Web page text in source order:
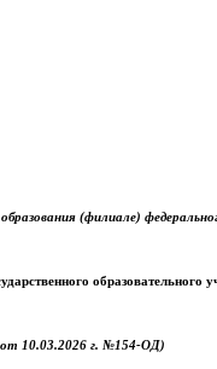
(филиале) федерального
образовательного
10.03.2026 г. №154-ОД)